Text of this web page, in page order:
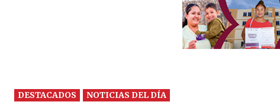
DESTACADOS NOTICIAS DEL DÍA